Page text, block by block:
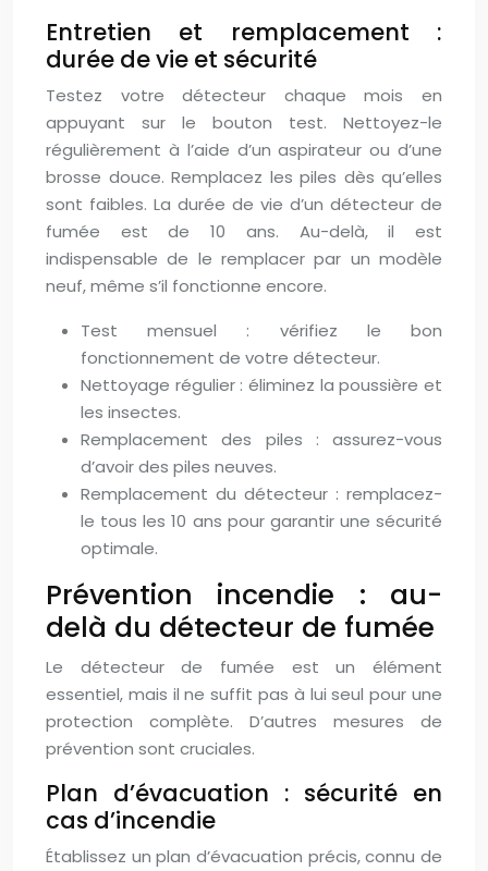
Entretien et remplacement :
durée de vie et sécurité
Testez votre détecteur chaque mois en
appuyant sur le bouton test. Nettoyez-le
régulièrement à l’aide d’un aspirateur ou d’une
brosse douce. Remplacez les piles dès qu’elles
sont faibles. La durée de vie d’un détecteur de
fumée est de 10 ans. Au-delà, il est
indispensable de le remplacer par un modèle
neuf, même s’il fonctionne encore.
Test mensuel : vérifiez le bon
fonctionnement de votre détecteur.
Nettoyage régulier : éliminez la poussière et
les insectes.
Remplacement des piles : assurez-vous
d’avoir des piles neuves.
Remplacement du détecteur : remplacez-
le tous les 10 ans pour garantir une sécurité
optimale.
Prévention incendie : au-
delà du détecteur de fumée
Le détecteur de fumée est un élément
essentiel, mais il ne suffit pas à lui seul pour une
protection complète. D’autres mesures de
prévention sont cruciales.
Plan d’évacuation : sécurité en
cas d’incendie
Établissez un plan d’évacuation précis, connu de